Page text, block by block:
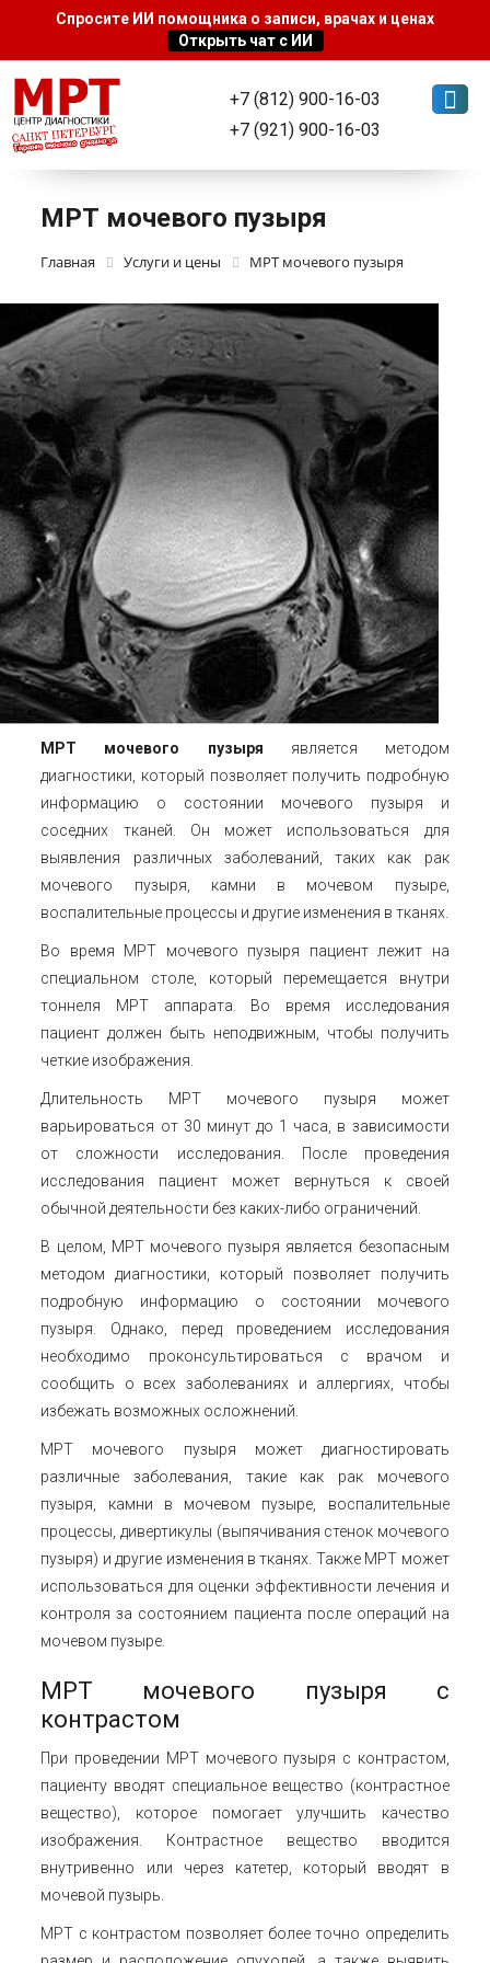
+7 (812) 900-16-03
+7 (921) 900-16-03
МРТ мочевого пузыря
Главная Услуги и цены МРТ мочевого пузыря
МРТ мочевого пузыря является методом
диагностики, который позволяет получить подробную
информацию о состоянии мочевого пузыря и
соседних тканей. Он может использоваться для
выявления различных заболеваний, таких как рак
мочевого пузыря, камни в мочевом пузыре,
воспалительные процессы и другие изменения в тканях.
Во время МРТ мочевого пузыря пациент лежит на
специальном столе, который перемещается внутри
тоннеля МРТ аппарата. Во время исследования
пациент должен быть неподвижным, чтобы получить
четкие изображения.
Длительность МРТ мочевого пузыря может
варьироваться от 30 минут до 1 часа, в зависимости
от сложности исследования. После проведения
исследования пациент может вернуться к своей
обычной деятельности без каких-либо ограничений.
В целом, МРТ мочевого пузыря является безопасным
методом диагностики, который позволяет получить
подробную информацию о состоянии мочевого
пузыря. Однако, перед проведением исследования
необходимо проконсультироваться с врачом и
сообщить о всех заболеваниях и аллергиях, чтобы
избежать возможных осложнений.
МРТ мочевого пузыря может диагностировать
различные заболевания, такие как рак мочевого
пузыря, камни в мочевом пузыре, воспалительные
процессы, дивертикулы (выпячивания стенок мочевого
пузыря) и другие изменения в тканях. Также МРТ может
использоваться для оценки эффективности лечения и
контроля за состоянием пациента после операций на
мочевом пузыре.
МРТ мочевого пузыря с
контрастом
При проведении МРТ мочевого пузыря с контрастом,
пациенту вводят специальное вещество (контрастное
вещество), которое помогает улучшить качество
изображения. Контрастное вещество вводится
внутривенно или через катетер, который вводят в
мочевой пузырь.
МРТ с контрастом позволяет более точно определить